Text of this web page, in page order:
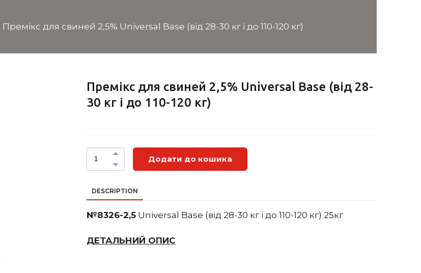
Премікс для свиней 2,5% Universal Base (від 28-30 кг і до 110-120 кг)
Премікс для свиней 2,5% Universal Base (від 28-
30 кг і до 110-120 кг)
Додати до кошика
DESCRIPTION
№8326-2,5 Universal Base (від 28-30 кг і до 110-120 кг) 25кг
ДЕТАЛЬНИЙ ОПИС